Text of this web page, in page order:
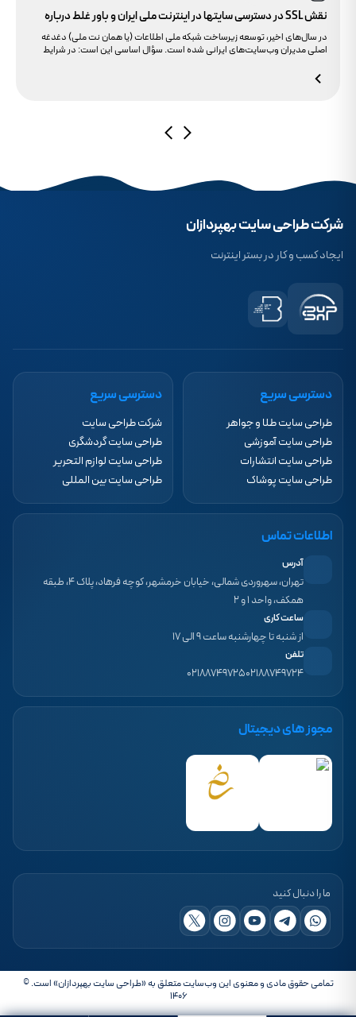
نقش SSL در دسترسی سایتها در اینترنت ملی ایران و باور غلط درباره
دامنه های IR
در سال‌های اخیر، توسعه زیرساخت شبکه ملی اطلاعات (یا همان نت ملی) دغدغه
اصلی مدیران وب‌سایت‌های ایرانی شده است. سؤال اساسی این است: در شرایط
شرکت طراحی سایت بهپردازان
ایجاد کسب و کار در بستر اینترنت
دسترسی سریع
طراحی سایت طلا و جواهر
طراحی سایت آموزشی
طراحی سایت انتشارات
طراحی سایت پوشاک
دسترسی سریع
شرکت طراحی سایت
طراحی سایت گردشگری
طراحی سایت لوازم التحریر
طراحی سایت بین المللی
اطلاعات تماس
آدرس
تهران، سهروردی شمالی، خیابان خرمشهر، کوچه فرهاد، پلاک ۴، طبقه
همکف، واحد ۱ و ۲
ساعت کاری
از شنبه تا چهارشنبه ساعت ۹ الی ۱۷
تلفن
۰۲۱۸۸۷۴۹۷۲۴۰۲۱۸۸۷۴۹۷۲۵
مجوز های دیجیتال
ما را دنبال کنید
تمامی حقوق مادی و معنوی این وب‌سایت متعلق به «طراحی سایت بهپردازان» است. ©
۱۴۰۶